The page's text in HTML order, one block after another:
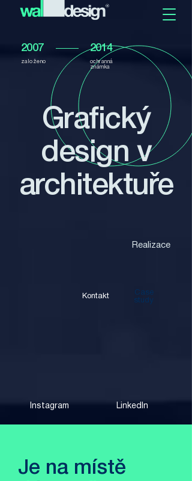
2007 2014
založeno
ochranná
známka
Grafický
design v
architektuře
Kontakt
Realizace
Case
study
Instagram LinkedIn
Je na místě